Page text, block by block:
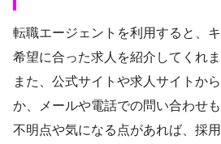
転職エージェントを利用すると、
希望に合った求人を紹介してくれま
また、公式サイトや求人サイトか
か、メールや電話での問い合わせも
不明点や気になる点があれば、採